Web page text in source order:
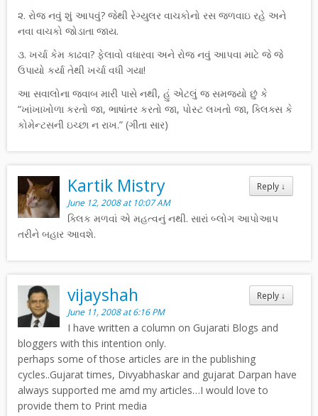
૨. રોજ નવું શું આપવું? જેથી રેગ્યુલર વાચકોનો રસ જળવાઇ રહે અને
નવા વાચકો જોડાતા જાય.
૩. ખર્ચા કેમ કાઢવા? ફેલાવો વધારવા અને રોજ નવું આપવા માટે જે જે
ઉપાયો કર્યા તેથી ખર્ચા વધી ગયા!
આ સવાલોના જવાબ મારી પાસે નથી, હું એટલું જ સમજ્યો છું કે
“ખાંખાખોળા કરતો જા, ભાષાંતર કરતો જા, પોસ્ટ લખતો જા, ક્લિક્સ કે
કોમેન્ટસની ઇચ્છા ન રાખ.” (ગીતા સાર)
Reply ↓
Kartik Mistry
June 12, 2008 at 10:07 AM
ક્લિક મળવાં એ મહત્વનું નથી. સારાં બ્લોગ આપોઆપ
તરીને બહાર આવશે.
Reply ↓
vijayshah
June 11, 2008 at 6:16 PM
I have written a column on Gujarati Blogs and
bloggers with this intention only.
perhaps some of those articles are in the publishing
cycles..Gujarat times, Divyabhaskar and gujarat Darpan have
always supported me amd my articles…I would love to
provide them to Print media